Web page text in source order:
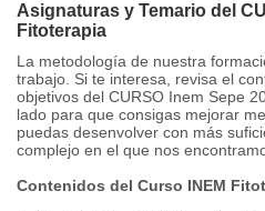
Asignaturas y Temario del
Fitoterapia
La metodología de nuestra
trabajo. Si te interesa, revisa el
objetivos del CURSO Inem Sepe
lado para que consigas mejorar
puedas desenvolver con más
complejo en el que nos
Contenidos del Curso INEM